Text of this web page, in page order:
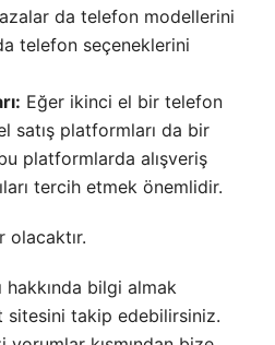
da telefon modellerini
telefon seçeneklerini
Eğer ikinci el bir telefon
satış platformları da bir
platformlarda alışveriş
tercih etmek önemlidir.
olacaktır.
bilgi almak
sitesini takip edebilirsiniz.